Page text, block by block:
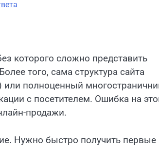
которого сложно представить
того, сама структура сайта
или полноценный
с посетителем. Ошибка на
продажи.
Нужно быстро получить первые